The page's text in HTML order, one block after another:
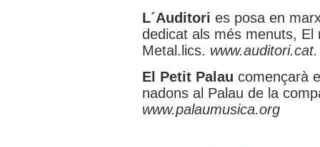
L´Auditori es posa en
dedicat als més menuts,
Metal.lics. www.auditori.cat.
El Petit Palau començarà
nadons al Palau de la
www.palaumusica.org